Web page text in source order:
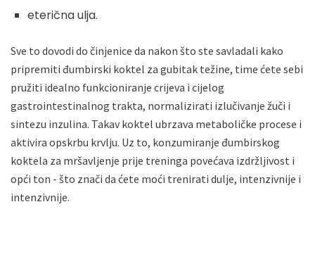
eterična ulja.
Sve to dovodi do činjenice da nakon što ste savladali kako
pripremiti đumbirski koktel za gubitak težine, time ćete sebi
pružiti idealno funkcioniranje crijeva i cijelog
gastrointestinalnog trakta, normalizirati izlučivanje žuči i
sintezu inzulina. Takav koktel ubrzava metaboličke procese i
aktivira opskrbu krvlju. Uz to, konzumiranje đumbirskog
koktela za mršavljenje prije treninga povećava izdržljivost i
opći ton - što znači da ćete moći trenirati dulje, intenzivnije i
intenzivnije.